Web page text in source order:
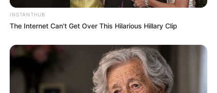
INSTANTHUB
The Internet Can't Get Over This Hilarious Hillary Clip